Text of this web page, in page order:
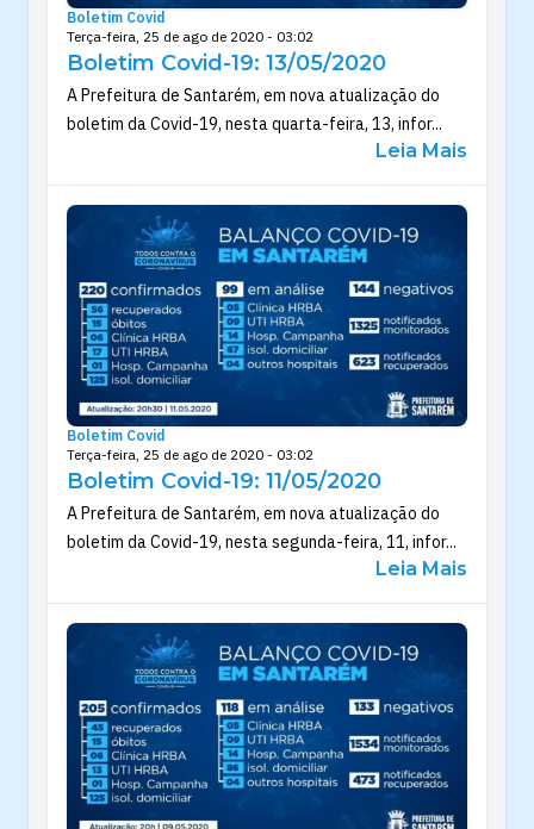
Boletim Covid
Terça-feira, 25 de ago de 2020 - 03:02
Boletim Covid-19: 13/05/2020
A Prefeitura de Santarém, em nova atualização do
boletim da Covid-19, nesta quarta-feira, 13, infor...
Leia Mais
Boletim Covid
Terça-feira, 25 de ago de 2020 - 03:02
Boletim Covid-19: 11/05/2020
A Prefeitura de Santarém, em nova atualização do
boletim da Covid-19, nesta segunda-feira, 11, infor...
Leia Mais